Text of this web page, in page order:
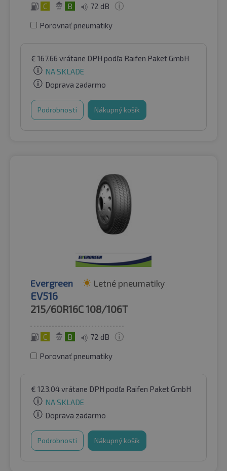
C B 72 dB
Porovnať pneumatiky
€ 167.66 vrátane DPH podľa Raifen Paket GmbH
NA SKLADE
Doprava zadarmo
Podrobnosti Nákupný košík
Evergreen Letné pneumatiky
EV516
215/60R16C108/106T
C B 72 dB
Porovnať pneumatiky
€ 123.04vrátane DPH podľa Raifen Paket GmbH
NA SKLADE
Doprava zadarmo
Podrobnosti Nákupný košík